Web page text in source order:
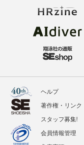
ヘルプ
著作権・リンク
スタッフ募集!
会員情報管理